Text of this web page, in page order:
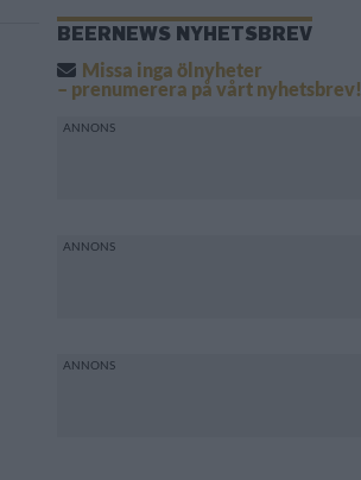
BEERNEWS NYHETSBREV
Missa inga ölnyheter
– prenumerera på vårt nyhetsbrev!